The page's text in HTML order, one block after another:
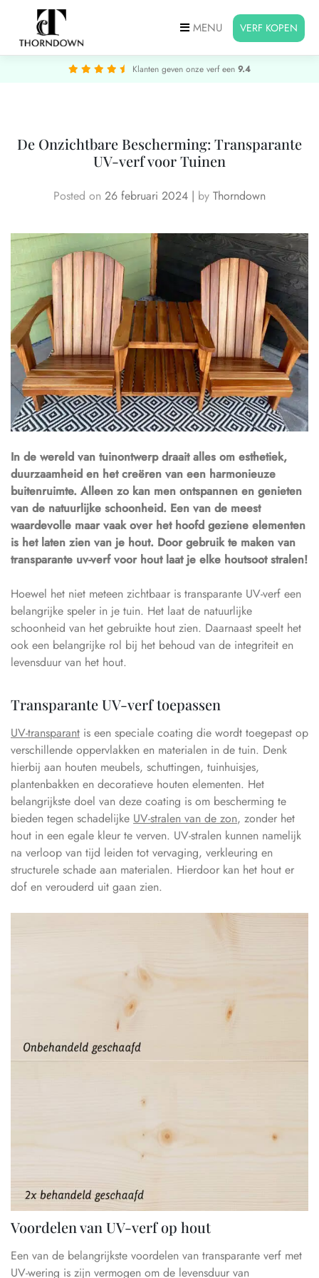
MENU VERF KOPEN
Klanten geven onze verf een 9.4
De Onzichtbare Bescherming: Transparante
UV-verf voor Tuinen
Posted on 26 februari 2024 | by Thorndown
In de wereld van tuinontwerp draait alles om esthetiek,
duurzaamheid en het creëren van een harmonieuze
buitenruimte. Alleen zo kan men ontspannen en genieten
van de natuurlijke schoonheid. Een van de meest
waardevolle maar vaak over het hoofd geziene elementen
is het laten zien van je hout. Door gebruik te maken van
transparante uv-verf voor hout laat je elke houtsoot stralen!
Hoewel het niet meteen zichtbaar is transparante UV-verf een
belangrijke speler in je tuin. Het laat de natuurlijke
schoonheid van het gebruikte hout zien. Daarnaast speelt het
ook een belangrijke rol bij het behoud van de integriteit en
levensduur van het hout.
Transparante UV-verf toepassen
UV-transparant is een speciale coating die wordt toegepast op
verschillende oppervlakken en materialen in de tuin. Denk
hierbij aan houten meubels, schuttingen, tuinhuisjes,
plantenbakken en decoratieve houten elementen. Het
belangrijkste doel van deze coating is om bescherming te
bieden tegen schadelijke UV-stralen van de zon, zonder het
hout in een egale kleur te verven. UV-stralen kunnen namelijk
na verloop van tijd leiden tot vervaging, verkleuring en
structurele schade aan materialen. Hierdoor kan het hout er
dof en verouderd uit gaan zien.
Voordelen van UV-verf op hout
Een van de belangrijkste voordelen van transparante verf met
UV-wering is zijn vermogen om de levensduur van